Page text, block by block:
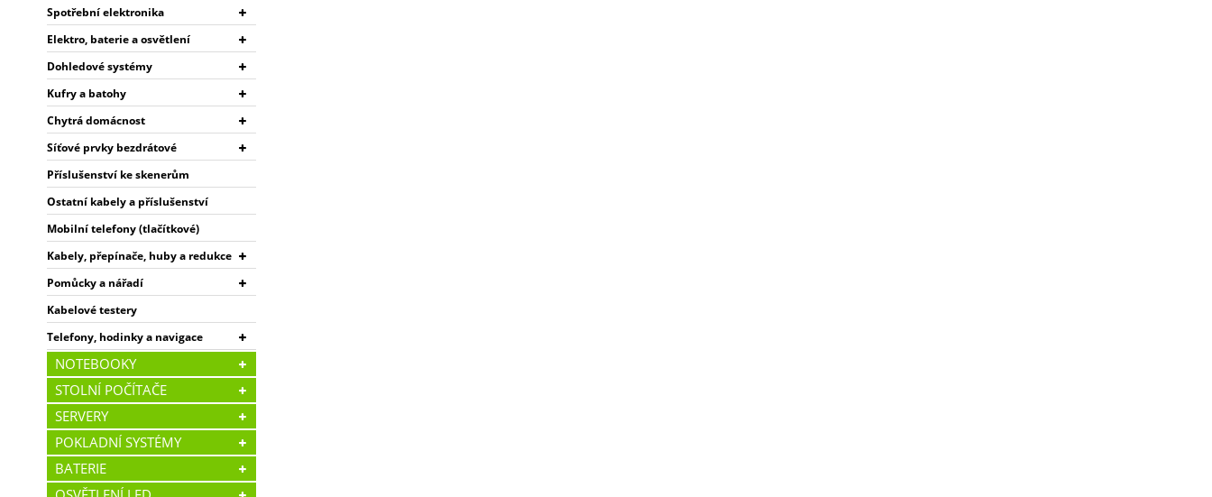
Spotřební elektronika
Elektro, baterie a osvětlení
Dohledové systémy
Kufry a batohy
Chytrá domácnost
Síťové prvky bezdrátové
Příslušenství ke skenerům
Ostatní kabely a příslušenství
Mobilní telefony (tlačítkové)
Kabely, přepínače, huby a redukce
Pomůcky a nářadí
Kabelové testery
Telefony, hodinky a navigace
NOTEBOOKY
STOLNÍ POČÍTAČE
SERVERY
POKLADNÍ SYSTÉMY
BATERIE